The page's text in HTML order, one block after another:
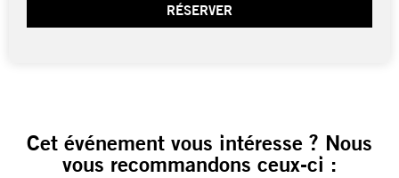
RÉSERVER
Cet événement vous intéresse ? Nous
vous recommandons ceux-ci :